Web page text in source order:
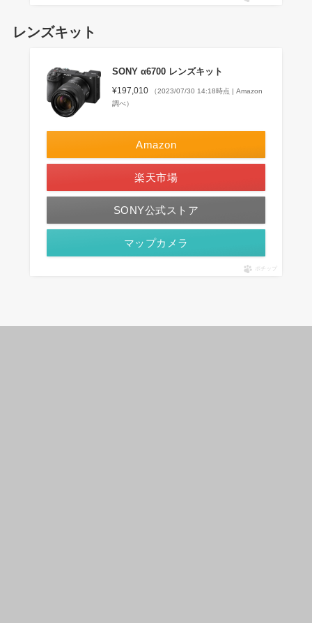
レンズキット
SONY α6700 レンズキット
¥197,010
（2023/07/30 14:18時点 | Amazon
調べ）
Amazon
楽天市場
SONY公式ストア
マップカメラ
ポチップ